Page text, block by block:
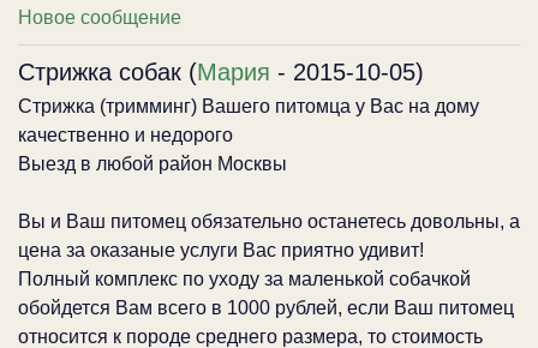
Новое сообщение
Стрижка собак (Мария - 2015-10-05)
Стрижка (тримминг) Вашего питомца у Вас на дому
качественно и недорого
Выезд в любой район Москвы
Вы и Ваш питомец обязательно останетесь довольны, а
цена за оказаные услуги Вас приятно удивит!
Полный комплекс по уходу за маленькой собачкой
обойдется Вам всего в 1000 рублей, если Ваш питомец
относится к породе среднего размера, то стоимость